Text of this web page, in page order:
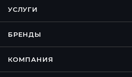
УСЛУГИ
БРЕНДЫ
КОМПАНИЯ